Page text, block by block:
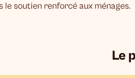
le soutien renforcé aux ménages.
Le